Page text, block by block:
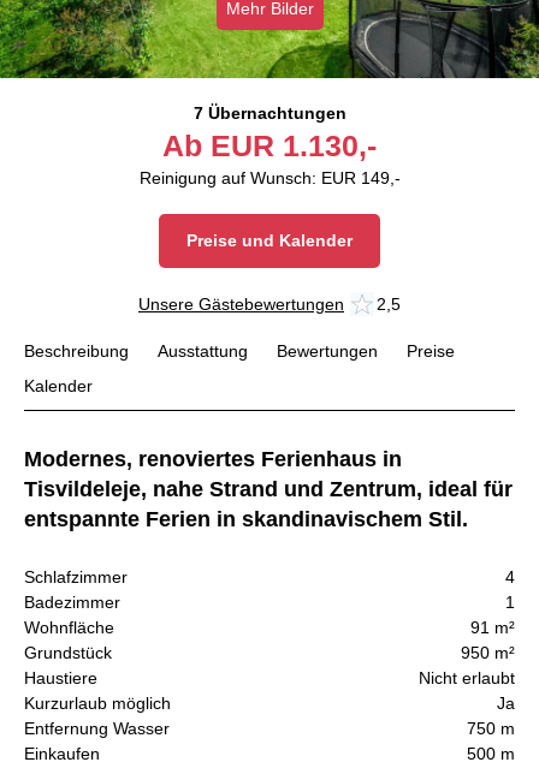
Mehr Bilder
7 Übernachtungen
Ab EUR 1.130,-
Reinigung auf Wunsch: EUR 149,-
Preise und Kalender
Unsere Gästebewertungen 2,5
Beschreibung Ausstattung Bewertungen
Preise
Kalender
Modernes, renoviertes Ferienhaus in
Tisvildeleje, nahe Strand und Zentrum, ideal für
entspannte Ferien in skandinavischem Stil.
Schlafzimmer
4
Badezimmer
1
Wohnfläche
91 m²
Grundstück
950 m²
Haustiere
Nicht erlaubt
Kurzurlaub möglich
Ja
Entfernung Wasser
750 m
Einkaufen
500 m